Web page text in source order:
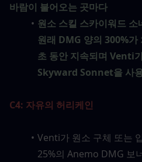
바람이 불어오는 곳마다
원소 스킬 스카이워드
원래 DMG 양의 300%가
초 동안 지속되며 Venti
Skyward Sonnet을 사
C4: 자유의 허리케인
Venti가 원소 구체 또는
25%의 Anemo DMG 보